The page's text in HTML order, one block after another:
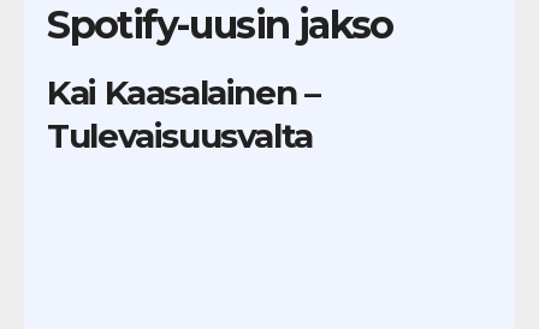
Spotify-uusin jakso
Kai Kaasalainen –
Tulevaisuusvalta